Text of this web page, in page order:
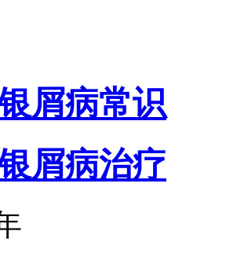
屑病常识
屑病治疗